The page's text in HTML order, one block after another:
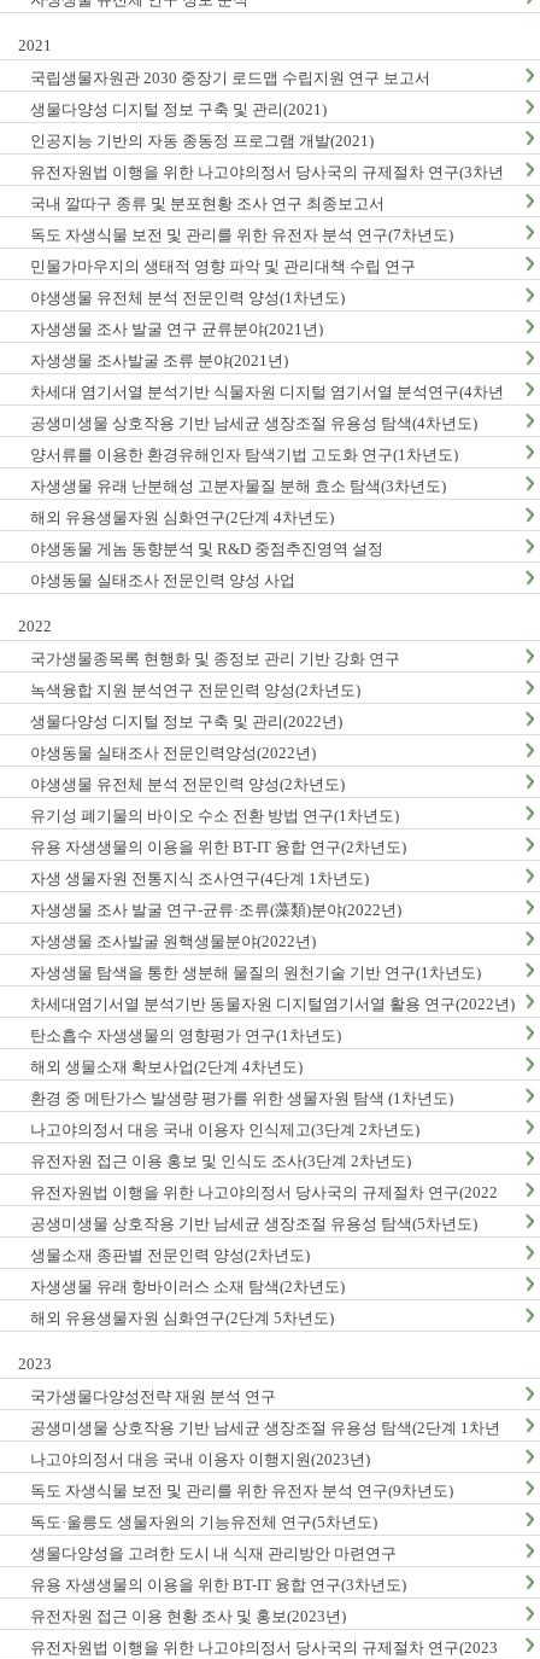
2021
국립생물자원관 2030 중장기 로드맵 수립지원 연구 보고서
생물다양성 디지털 정보 구축 및 관리(2021)
인공지능 기반의 자동 종동정 프로그램 개발(2021)
유전자원법 이행을 위한 나고야의정서 당사국의 규제절차 연구(3차년
도)
국내 깔따구 종류 및 분포현황 조사 연구 최종보고서
독도 자생식물 보전 및 관리를 위한 유전자 분석 연구(7차년도)
민물가마우지의 생태적 영향 파악 및 관리대책 수립 연구
야생생물 유전체 분석 전문인력 양성(1차년도)
자생생물 조사 발굴 연구 균류분야(2021년)
자생생물 조사발굴 조류 분야(2021년)
차세대 염기서열 분석기반 식물자원 디지털 염기서열 분석연구(4차년
도)
공생미생물 상호작용 기반 남세균 생장조절 유용성 탐색(4차년도)
양서류를 이용한 환경유해인자 탐색기법 고도화 연구(1차년도)
자생생물 유래 난분해성 고분자물질 분해 효소 탐색(3차년도)
해외 유용생물자원 심화연구(2단계 4차년도)
야생동물 게놈 동향분석 및 R&D 중점추진영역 설정
야생동물 실태조사 전문인력 양성 사업
2022
국가생물종목록 현행화 및 종정보 관리 기반 강화 연구
녹색융합 지원 분석연구 전문인력 양성(2차년도)
생물다양성 디지털 정보 구축 및 관리(2022년)
야생동물 실태조사 전문인력양성(2022년)
야생생물 유전체 분석 전문인력 양성(2차년도)
유기성 폐기물의 바이오 수소 전환 방법 연구(1차년도)
유용 자생생물의 이용을 위한 BT-IT 융합 연구(2차년도)
자생 생물자원 전통지식 조사연구(4단계 1차년도)
자생생물 조사 발굴 연구-균류·조류(藻類)분야(2022년)
자생생물 조사발굴 원핵생물분야(2022년)
자생생물 탐색을 통한 생분해 물질의 원천기술 기반 연구(1차년도)
차세대염기서열 분석기반 동물자원 디지털염기서열 활용 연구(2022년)
탄소흡수 자생생물의 영향평가 연구(1차년도)
해외 생물소재 확보사업(2단계 4차년도)
환경 중 메탄가스 발생량 평가를 위한 생물자원 탐색 (1차년도)
나고야의정서 대응 국내 이용자 인식제고(3단계 2차년도)
유전자원 접근 이용 홍보 및 인식도 조사(3단계 2차년도)
유전자원법 이행을 위한 나고야의정서 당사국의 규제절차 연구(2022
년)
공생미생물 상호작용 기반 남세균 생장조절 유용성 탐색(5차년도)
생물소재 종판별 전문인력 양성(2차년도)
자생생물 유래 항바이러스 소재 탐색(2차년도)
해외 유용생물자원 심화연구(2단계 5차년도)
2023
국가생물다양성전략 재원 분석 연구
공생미생물 상호작용 기반 남세균 생장조절 유용성 탐색(2단계 1차년
도)
나고야의정서 대응 국내 이용자 이행지원(2023년)
독도 자생식물 보전 및 관리를 위한 유전자 분석 연구(9차년도)
독도·울릉도 생물자원의 기능유전체 연구(5차년도)
생물다양성을 고려한 도시 내 식재 관리방안 마련연구
유용 자생생물의 이용을 위한 BT-IT 융합 연구(3차년도)
유전자원 접근 이용 현황 조사 및 홍보(2023년)
유전자원법 이행을 위한 나고야의정서 당사국의 규제절차 연구(2023